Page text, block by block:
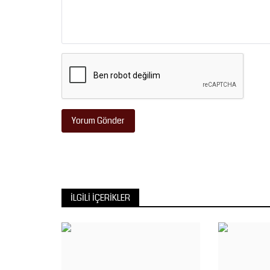
Yorum Gönder
İLGILI İÇERIKLER